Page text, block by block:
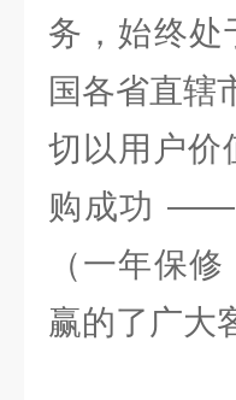
务，始终处
国各省直辖
切以用户
购成功
（一年保
赢的了广大